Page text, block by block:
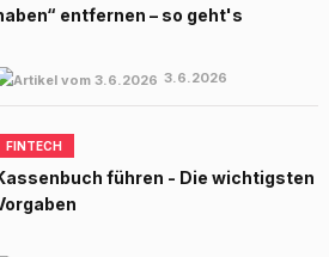
entfernen – so geht's
3.6.2026
FINTECH
führen - Die wichtigsten